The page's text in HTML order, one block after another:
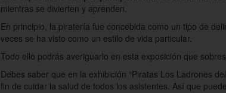
mientras se divierten y aprenden.
En principio, la piratería fue concebida como un tipo de
veces se ha visto como un estilo de vida particular.
Todo ello podrás averiguarlo en esta exposición que
Debes saber que en la exhibición “Piratas Los Ladrones
fin de cuidar la salud de todos los asistentes. Así que